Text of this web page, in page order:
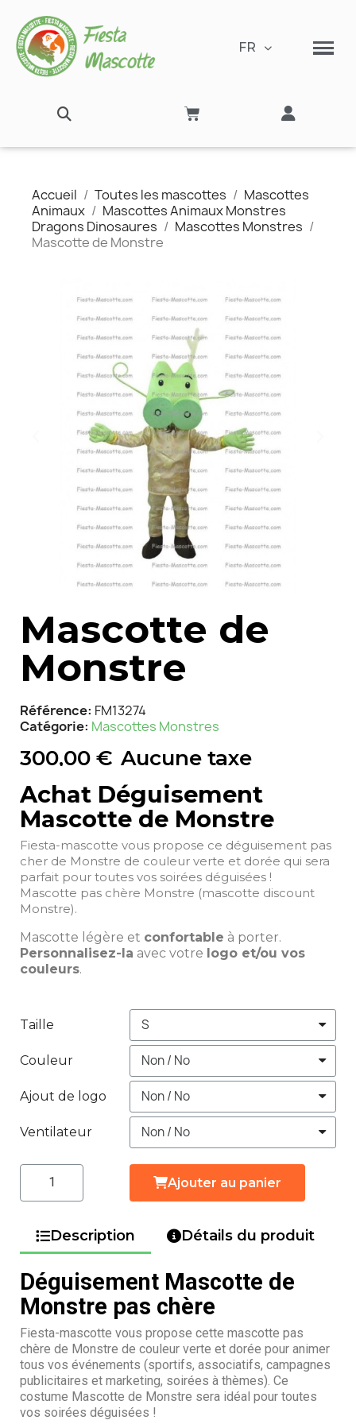
FR
Accueil Toutes les mascottes
Mascottes
Animaux
Mascottes Animaux Monstres
Dragons Dinosaures
Mascottes Monstres
Mascotte de Monstre
Mascotte de
Monstre
Référence FM13274
Catégorie Mascottes Monstres
300,00 € Aucune taxe
Achat Déguisement
Mascotte de Monstre
Fiesta-mascotte vous propose ce déguisement pas
cher de Monstre de couleur verte et dorée qui sera
parfait pour toutes vos soirées déguisées !
Mascotte pas chère Monstre (mascotte discount
Monstre).
Mascotte légère et confortable à porter.
Personnalisez-la avec votre logo et/ou vos
couleurs.
Taille
Couleur
Ajout de logo
Ventilateur
Ajouter au panier
Description Détails du produit
Déguisement Mascotte de
Monstre pas chère
Fiesta-mascotte vous propose cette mascotte pas
chère de Monstre de couleur verte et dorée pour animer
tous vos événements (sportifs, associatifs, campagnes
publicitaires et marketing, soirées à thèmes). Ce
costume Mascotte de Monstre sera idéal pour toutes
vos soirées déguisées !